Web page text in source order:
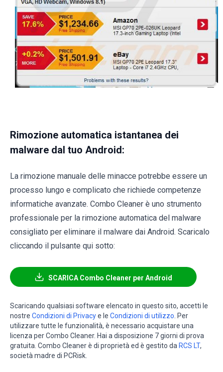
Rimozione automatica istantanea dei
malware dal tuo Android:
La rimozione manuale delle minacce potrebbe essere un
processo lungo e complicato che richiede competenze
informatiche avanzate. Combo Cleaner è uno strumento
professionale per la rimozione automatica del malware
consigliato per eliminare il malware dai Android. Scaricalo
cliccando il pulsante qui sotto:
SCARICA Combo Cleaner per Android
Scaricando qualsiasi software elencato in questo sito, accetti le
nostre Condizioni di Privacye le Condizioni di utilizzo. Per
utilizzare tutte le funzionalità, è necessario acquistare una
licenza per Combo Cleaner. Hai a disposizione 7 giorni di prova
gratuita. Combo Cleaner è di proprietà ed è gestito da RCS LT,
società madre di PCRisk.